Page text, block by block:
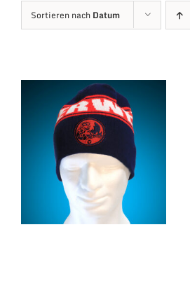
Sortieren nach Datum